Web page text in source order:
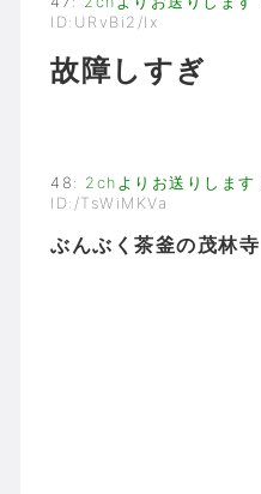
ID:URvBi2/Ix
故障しすぎ
48 : 2chよりお送りします
ID:/TsWiMKVa
ぶんぶく茶釜の茂林寺